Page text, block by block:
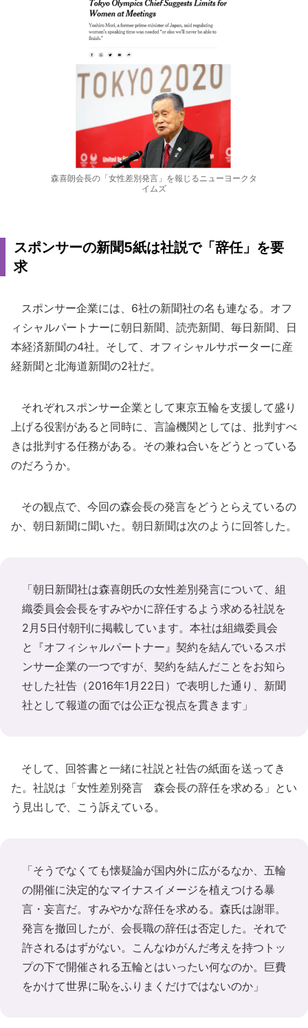
森喜朗会長の「女性差別発言」を報じるニューヨークタ
イムズ
スポンサーの新聞5紙は社説で「辞任」を要
求
スポンサー企業には、6社の新聞社の名も連なる。オフ
ィシャルパートナーに朝日新聞、読売新聞、毎日新聞、日
本経済新聞の4社。そして、オフィシャルサポーターに産
経新聞と北海道新聞の2社だ。
それぞれスポンサー企業として東京五輪を支援して盛り
上げる役割があると同時に、言論機関としては、批判すべ
きは批判する任務がある。その兼ね合いをどうとっている
のだろうか。
その観点で、今回の森会長の発言をどうとらえているの
か、朝日新聞に聞いた。朝日新聞は次のように回答した。
「朝日新聞社は森喜朗氏の女性差別発言について、組
織委員会会長をすみやかに辞任するよう求める社説を
2月5日付朝刊に掲載しています。本社は組織委員会
と『オフィシャルパートナー』契約を結んでいるスポ
ンサー企業の一つですが、契約を結んだことをお知ら
せした社告（2016年1月22日）で表明した通り、新聞
社として報道の面では公正な視点を貫きます」
そして、回答書と一緒に社説と社告の紙面を送ってき
た。社説は「女性差別発言 森会長の辞任を求める」とい
う見出しで、こう訴えている。
「そうでなくても懐疑論が国内外に広がるなか、五輪
の開催に決定的なマイナスイメージを植えつける暴
言・妄言だ。すみやかな辞任を求める。森氏は謝罪。
発言を撤回したが、会長職の辞任は否定した。それで
許されるはずがない。こんなゆがんだ考えを持つトッ
プの下で開催される五輪とはいったい何なのか。巨費
をかけて世界に恥をふりまくだけではないのか」